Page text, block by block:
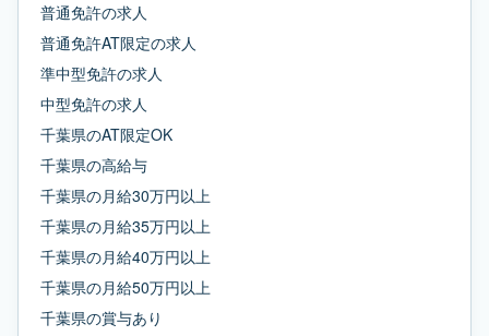
普通免許の求人
普通免許AT限定の求人
準中型免許の求人
中型免許の求人
千葉県のAT限定OK
千葉県の高給与
千葉県の月給30万円以上
千葉県の月給35万円以上
千葉県の月給40万円以上
千葉県の月給50万円以上
千葉県の賞与あり